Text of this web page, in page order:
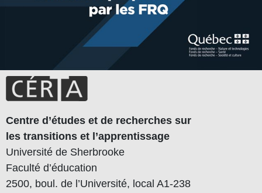
Centre d’études et de recherches sur
les transitions et l’apprentissage
Université de Sherbrooke
Faculté d’éducation
2500, boul. de l’Université, local A1-238